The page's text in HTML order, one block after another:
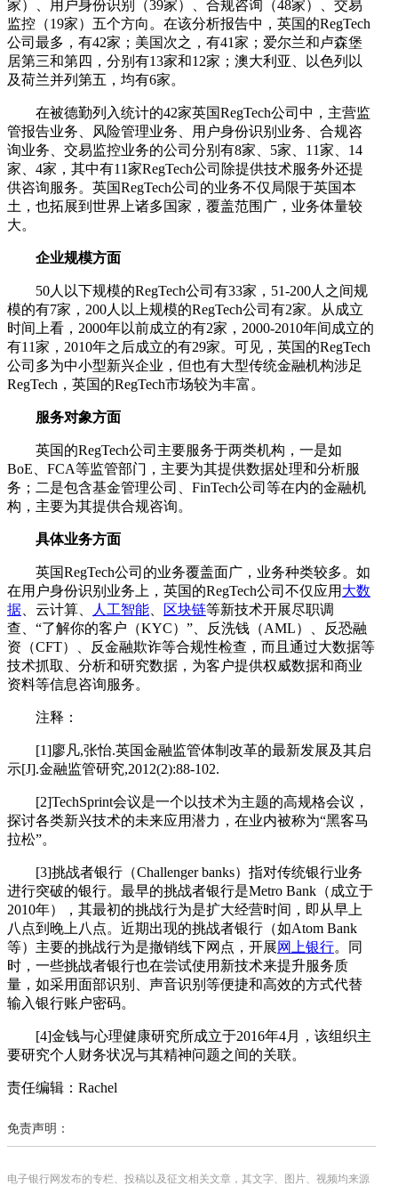
家）、用户身份识别（39家）、合规咨询（48家）、交易
监控（19家）五个方向。在该分析报告中，英国的RegTech
公司最多，有42家；美国次之，有41家；爱尔兰和卢森堡
居第三和第四，分别有13家和12家；澳大利亚、以色列以
及荷兰并列第五，均有6家。
在被德勤列入统计的42家英国RegTech公司中，主营监
管报告业务、风险管理业务、用户身份识别业务、合规咨
询业务、交易监控业务的公司分别有8家、5家、11家、14
家、4家，其中有11家RegTech公司除提供技术服务外还提
供咨询服务。英国RegTech公司的业务不仅局限于英国本
土，也拓展到世界上诸多国家，覆盖范围广，业务体量较
大。
企业规模方面
50人以下规模的RegTech公司有33家，51-200人之间规
模的有7家，200人以上规模的RegTech公司有2家。从成立
时间上看，2000年以前成立的有2家，2000-2010年间成立的
有11家，2010年之后成立的有29家。可见，英国的RegTech
公司多为中小型新兴企业，但也有大型传统金融机构涉足
RegTech，英国的RegTech市场较为丰富。
服务对象方面
英国的RegTech公司主要服务于两类机构，一是如
BoE、FCA等监管部门，主要为其提供数据处理和分析服
务；二是包含基金管理公司、FinTech公司等在内的金融机
构，主要为其提供合规咨询。
具体业务方面
英国RegTech公司的业务覆盖面广，业务种类较多。如
在用户身份识别业务上，英国的RegTech公司不仅应用 大数
据 、云计算、 人工智能 区块链等新技术开展尽职调
查、“了解你的客户（KYC）”、反洗钱（AML）、反恐融
资（CFT）、反金融欺诈等合规性检查，而且通过大数据等
技术抓取、分析和研究数据，为客户提供权威数据和商业
资料等信息咨询服务。
注释：
[1]廖凡,张怡.英国金融监管体制改革的最新发展及其启
示[J].金融监管研究,2012(2):88-102.
[2]TechSprint会议是一个以技术为主题的高规格会议，
探讨各类新兴技术的未来应用潜力，在业内被称为“黑客马
拉松”。
[3]挑战者银行（Challenger banks）指对传统银行业务
进行突破的银行。最早的挑战者银行是Metro Bank（成立于
2010年），其最初的挑战行为是扩大经营时间，即从早上
八点到晚上八点。近期出现的挑战者银行（如Atom Bank
等）主要的挑战行为是撤销线下网点，开展网上银行。同
时，一些挑战者银行也在尝试使用新技术来提升服务质
量，如采用面部识别、声音识别等便捷和高效的方式代替
输入银行账户密码。
[4]金钱与心理健康研究所成立于2016年4月，该组织主
要研究个人财务状况与其精神问题之间的关联。
责任编辑：Rachel
免责声明：
电子银行网发布的专栏、投稿以及征文相关文章，其文字、图片、视频均来源